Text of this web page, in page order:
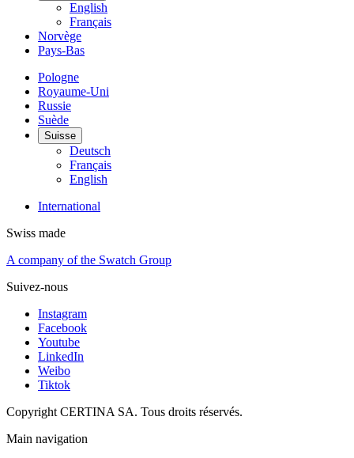
English
Français
Norvège
Pays-Bas
Pologne
Royaume-Uni
Russie
Suède
Suisse
Deutsch
Français
English
International
Swiss made
A company of the Swatch Group
Suivez-nous
Instagram
Facebook
Youtube
LinkedIn
Weibo
Tiktok
Copyright CERTINA SA. Tous droits réservés.
Main navigation